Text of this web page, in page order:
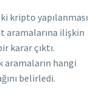
kripto yapılanması
aramalarına ilişkin
karar çıktı.
aramaların hangi
belirledi.